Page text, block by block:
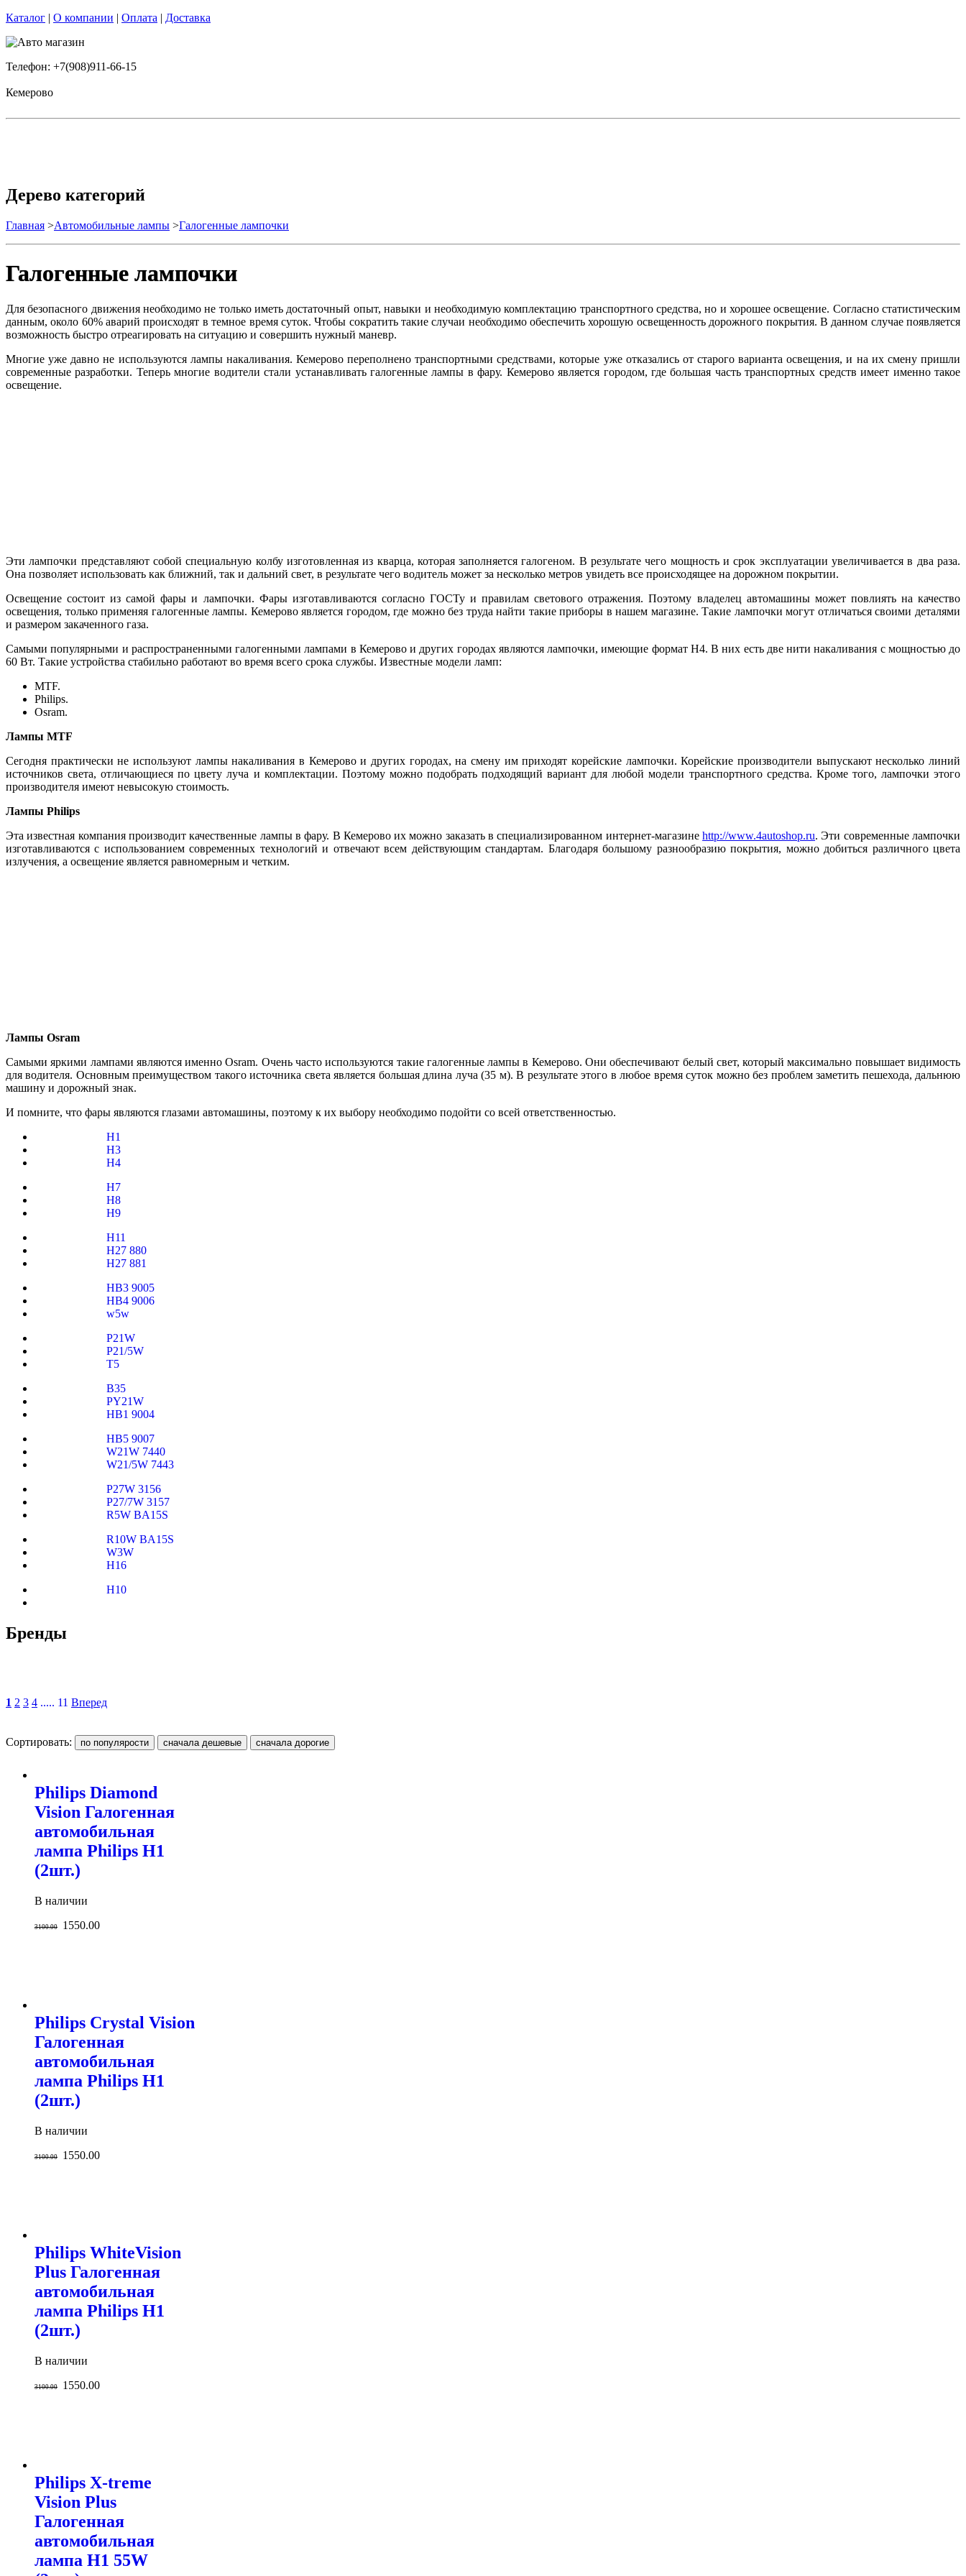
Каталог | О компании | Оплата | Доставка
Телефон: +7(908)911-66-15
Кемерово
Дерево категорий
Главная >Автомобильные лампы >Галогенные лампочки
Галогенные лампочки
Для безопасного движения необходимо не только иметь достаточный опыт, навыки и необходимую комплектацию транспортного средства, но и хорошее освещение. Согласно статистическим
данным, около 60% аварий происходят в темное время суток. Чтобы сократить такие случаи необходимо обеспечить хорошую освещенность дорожного покрытия. В данном случае появляется
возможность быстро отреагировать на ситуацию и совершить нужный маневр.
Многие уже давно не используются лампы накаливания. Кемерово переполнено транспортными средствами, которые уже отказались от старого варианта освещения, и на их смену пришли
современные разработки. Теперь многие водители стали устанавливать галогенные лампы в фару. Кемерово является городом, где большая часть транспортных средств имеет именно такое
освещение.
Эти лампочки представляют собой специальную колбу изготовленная из кварца, которая заполняется галогеном. В результате чего мощность и срок эксплуатации увеличивается в два раза.
Она позволяет использовать как ближний, так и дальний свет, в результате чего водитель может за несколько метров увидеть все происходящее на дорожном покрытии.
Освещение состоит из самой фары и лампочки. Фары изготавливаются согласно ГОСТу и правилам светового отражения. Поэтому владелец автомашины может повлиять на качество
освещения, только применяя галогенные лампы. Кемерово является городом, где можно без труда найти такие приборы в нашем магазине. Такие лампочки могут отличаться своими деталями
и размером закаченного газа.
Самыми популярными и распространенными галогенными лампами в Кемерово и других городах являются лампочки, имеющие формат Н4. В них есть две нити накаливания с мощностью до
60 Вт. Такие устройства стабильно работают во время всего срока службы. Известные модели ламп:
MTF.
Philips.
Osram.
Лампы MTF
Сегодня практически не используют лампы накаливания в Кемерово и других городах, на смену им приходят корейские лампочки. Корейские производители выпускают несколько линий
источников света, отличающиеся по цвету луча и комплектации. Поэтому можно подобрать подходящий вариант для любой модели транспортного средства. Кроме того, лампочки этого
производителя имеют невысокую стоимость.
Лампы Philips
Эта известная компания производит качественные лампы в фару. В Кемерово их можно заказать в специализированном интернет-магазинеhttp://www.4autoshop.ru. Эти современные лампочки
изготавливаются с использованием современных технологий и отвечают всем действующим стандартам. Благодаря большому разнообразию покрытия, можно добиться различного цвета
излучения, а освещение является равномерным и четким.
Лампы Osram
Самыми яркими лампами являются именно Osram. Очень часто используются такие галогенные лампы в Кемерово. Они обеспечивают белый свет, который максимально повышает видимость
для водителя. Основным преимуществом такого источника света является большая длина луча (35 м). В результате этого в любое время суток можно без проблем заметить пешехода, дальнюю
машину и дорожный знак.
И помните, что фары являются глазами автомашины, поэтому к их выбору необходимо подойти со всей ответственностью.
H1
H3
H4
H7
H8
H9
H11
H27 880
H27 881
HB3 9005
HB4 9006
w5w
P21W
P21/5W
T5
B35
PY21W
HB1 9004
HB5 9007
W21W 7440
W21/5W 7443
P27W 3156
P27/7W 3157
R5W BA15S
R10W BA15S
W3W
H16
H10
Бренды
1 2 3 4 ..... 11 Вперед
Сортировать:
Philips Diamond
Vision Галогенная
автомобильная
лампа Philips H1
(2шт.)
В наличии
3100.00 1550.00
Philips Crystal Vision
Галогенная
автомобильная
лампа Philips H1
(2шт.)
В наличии
3100.00 1550.00
Philips WhiteVision
Plus Галогенная
автомобильная
лампа Philips H1
(2шт.)
В наличии
3100.00 1550.00
Philips X-treme
Vision Plus
Галогенная
автомобильная
лампа H1 55W